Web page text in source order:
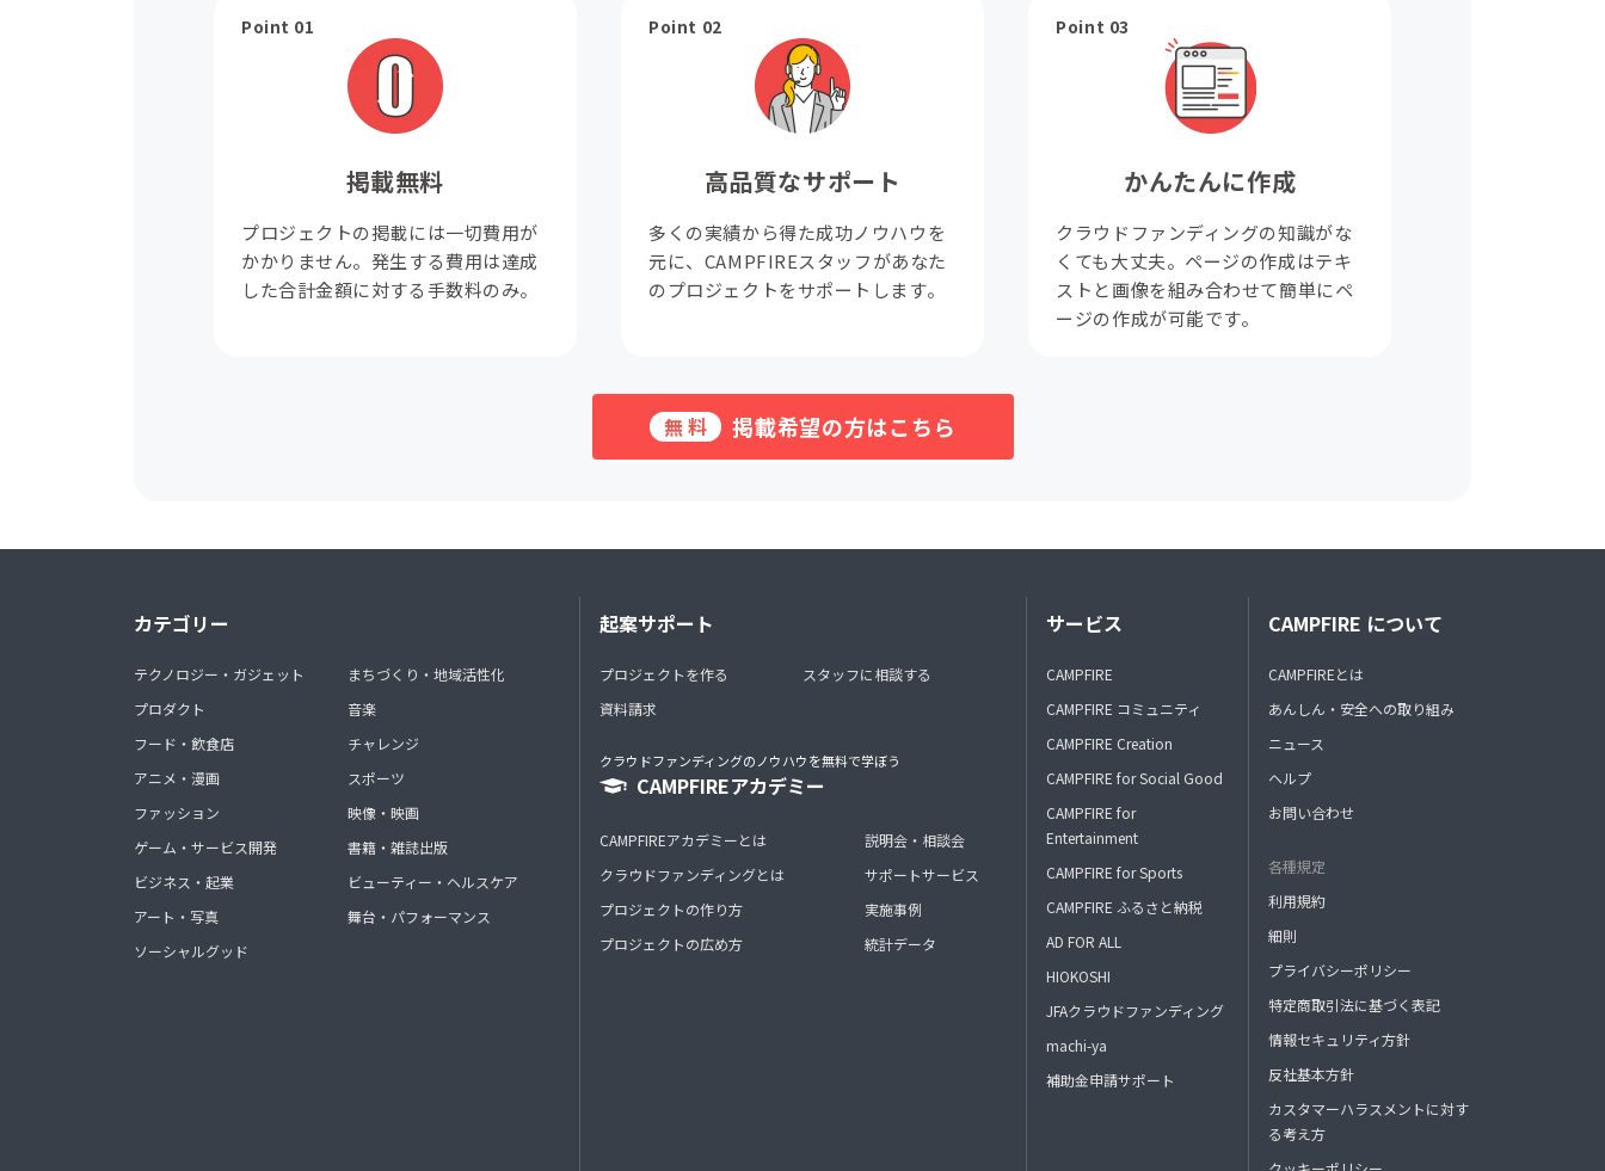
Point 01
掲載無料
プロジェクトの掲載には一切費用が
かかりません。発生する費用は達成
した合計金額に対する手数料のみ。
Point 02
高品質なサポート
多くの実績から得た成功ノウハウを
元に、CAMPFIREスタッフがあなた
のプロジェクトをサポートします。
Point 03
かんたんに作成
クラウドファンディングの知識がな
くても大丈夫。ページの作成はテキ
ストと画像を組み合わせて簡単にペ
ージの作成が可能です。
無料 掲載希望の方はこちら
カテゴリー
テクノロジー・ガジェット
プロダクト
フード・飲食店
アニメ・漫画
ファッション
ゲーム・サービス開発
ビジネス・起業
アート・写真
ソーシャルグッド
まちづくり・地域活性化
音楽
チャレンジ
スポーツ
映像・映画
書籍・雑誌出版
ビューティー・ヘルスケア
舞台・パフォーマンス
起案サポート
プロジェクトを作る
資料請求
スタッフに相談する
クラウドファンディングのノウハウを無料で学ぼう
CAMPFIREアカデミー
CAMPFIREアカデミーとは
クラウドファンディングとは
プロジェクトの作り方
プロジェクトの広め方
説明会・相談会
サポートサービス
実施事例
統計データ
サービス
CAMPFIRE
CAMPFIRE コミュニティ
CAMPFIRE Creation
CAMPFIRE for Social Good
CAMPFIRE for
Entertainment
CAMPFIRE for Sports
CAMPFIRE ふるさと納税
AD FOR ALL
HIOKOSHI
JFAクラウドファンディング
machi-ya
補助金申請サポート
CAMPFIRE について
CAMPFIREとは
あんしん・安全への取り組み
ニュース
ヘルプ
お問い合わせ
各種規定
利用規約
細則
プライバシーポリシー
特定商取引法に基づく表記
情報セキュリティ方針
反社基本方針
カスタマーハラスメントに対す
る考え方